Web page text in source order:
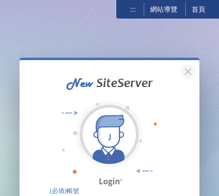
::: 網站導覽 首頁
關閉
Login
(必填)帳號